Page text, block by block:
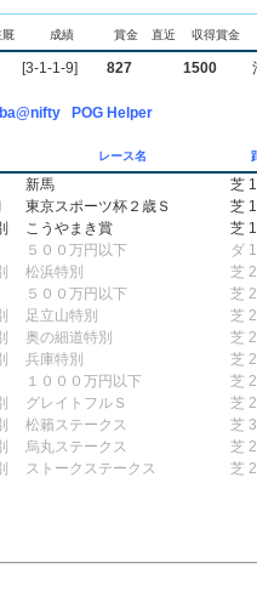
厩 成績 賞金 直近 収得賞金
[3-1-1-9] 827 1500
POG Helper
レース名
新馬 芝
東京スポーツ杯２歳Ｓ 芝
こうやまき賞 芝
５００万円以下 ダ
松浜特別 芝
５００万円以下 芝
足立山特別 芝
奥の細道特別 芝
兵庫特別 芝
１０００万円以下 芝
グレイトフルＳ 芝
松籟ステークス 芝
烏丸ステークス 芝
ストークステークス 芝